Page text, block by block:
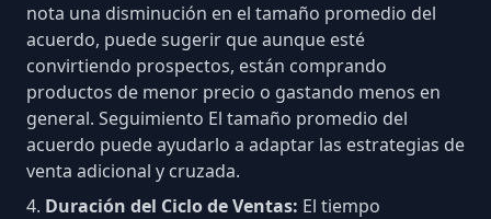
nota una disminución en el tamaño promedio del
acuerdo, puede sugerir que aunque esté
convirtiendo prospectos, están comprando
productos de menor precio o gastando menos en
general. Seguimiento El tamaño promedio del
acuerdo puede ayudarlo a adaptar las estrategias de
venta adicional y cruzada.
Duración del Ciclo de Ventas: El tiempo